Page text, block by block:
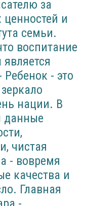
за
и
семьи.
воспитание
- это
нации. В
данные
чистая
- вовремя
качества и
Главная